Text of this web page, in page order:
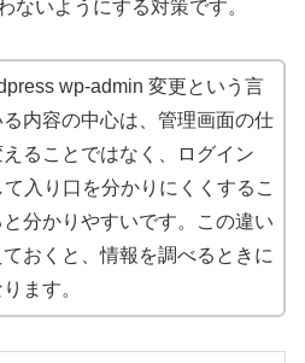
ないようにする対策です。
wp-admin 変更という言
内容の中心は、管理画面の仕
ることではなく、ログイン
入り口を分かりにくくするこ
分かりやすいです。この違い
おくと、情報を調べるときに
ます。